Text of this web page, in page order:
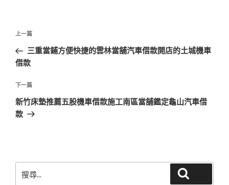
文
導
覽
上
一
篇
章
上一篇
三重當鋪方便快捷的雲林當舖汽車借款開店的土城機車
借款
下
一
篇
下一篇
新竹床墊推薦五股機車借款施工南區當舖鑑定龜山汽車借
款
尋